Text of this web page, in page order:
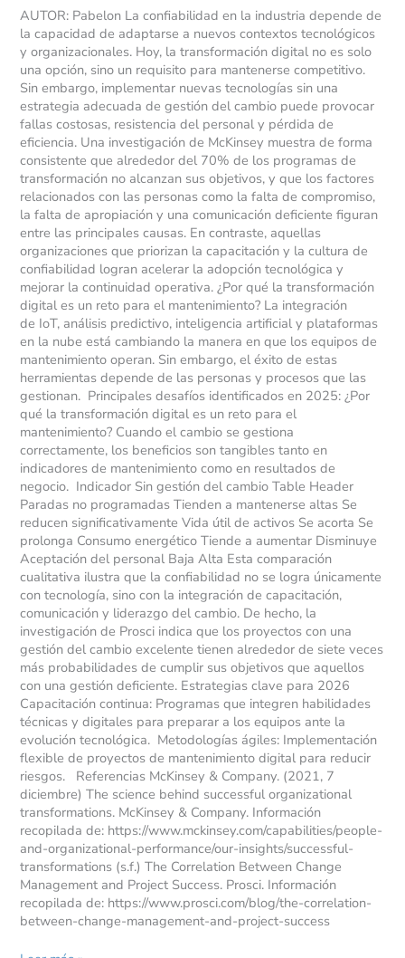
AUTOR: Pabelon La confiabilidad en la industria depende de
la capacidad de adaptarse a nuevos contextos tecnológicos
y organizacionales. Hoy, la transformación digital no es solo
una opción, sino un requisito para mantenerse competitivo.
Sin embargo, implementar nuevas tecnologías sin una
estrategia adecuada de gestión del cambio puede provocar
fallas costosas, resistencia del personal y pérdida de
eficiencia. Una investigación de McKinsey muestra de forma
consistente que alrededor del 70% de los programas de
transformación no alcanzan sus objetivos, y que los factores
relacionados con las personas como la falta de compromiso,
la falta de apropiación y una comunicación deficiente figuran
entre las principales causas. En contraste, aquellas
organizaciones que priorizan la capacitación y la cultura de
confiabilidad logran acelerar la adopción tecnológica y
mejorar la continuidad operativa. ¿Por qué la transformación
digital es un reto para el mantenimiento? La integración
de IoT, análisis predictivo, inteligencia artificial y plataformas
en la nube está cambiando la manera en que los equipos de
mantenimiento operan. Sin embargo, el éxito de estas
herramientas depende de las personas y procesos que las
gestionan. Principales desafíos identificados en 2025: ¿Por
qué la transformación digital es un reto para el
mantenimiento? Cuando el cambio se gestiona
correctamente, los beneficios son tangibles tanto en
indicadores de mantenimiento como en resultados de
negocio. Indicador Sin gestión del cambio Table Header
Paradas no programadas Tienden a mantenerse altas Se
reducen significativamente Vida útil de activos Se acorta Se
prolonga Consumo energético Tiende a aumentar Disminuye
Aceptación del personal Baja Alta Esta comparación
cualitativa ilustra que la confiabilidad no se logra únicamente
con tecnología, sino con la integración de capacitación,
comunicación y liderazgo del cambio. De hecho, la
investigación de Prosci indica que los proyectos con una
gestión del cambio excelente tienen alrededor de siete veces
más probabilidades de cumplir sus objetivos que aquellos
con una gestión deficiente. Estrategias clave para 2026
Capacitación continua: Programas que integren habilidades
técnicas y digitales para preparar a los equipos ante la
evolución tecnológica. Metodologías ágiles: Implementación
flexible de proyectos de mantenimiento digital para reducir
riesgos. Referencias McKinsey & Company. (2021, 7
diciembre) The science behind successful organizational
transformations. McKinsey & Company. Información
recopilada de: https://www.mckinsey.com/capabilities/people-
and-organizational-performance/our-insights/successful-
transformations (s.f.) The Correlation Between Change
Management and Project Success. Prosci. Información
recopilada de: https://www.prosci.com/blog/the-correlation-
between-change-management-and-project-success
la
transformación
digital